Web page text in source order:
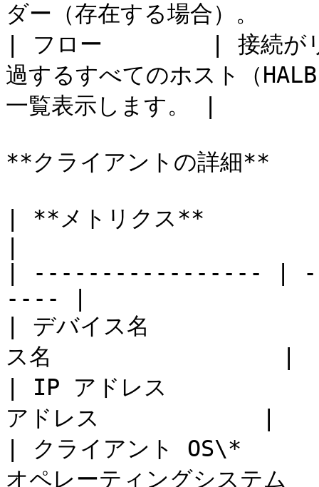
ダー（存在する場
| フロー        | 接続がリ
過するすべてのホスト（
一覧表示します。 |
**クライアントの詳細**
| **メトリクス**
| ----------------- |
---- |
| デバイス名             |
ス名                 |
| IP アドレス           |
アドレス            |
| クライアント OS\*
オペレーティングシステ